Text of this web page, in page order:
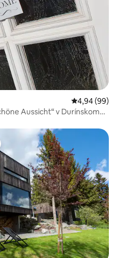
Priemerné
4,94 (99)
Aussicht“ v Durínskom